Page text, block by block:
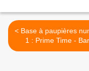
< Base à paupières numéro
1 : Prime Time -
Minerals